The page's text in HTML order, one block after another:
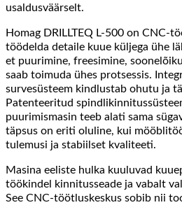
usaldusväärselt.
Homag DRILLTEQ L-500 on CNC-
töödelda detaile kuue küljega ühe
et puurimine, freesimine,
saab toimuda ühes protsessis.
survesüsteem kindlustab ohutu ja
Patenteeritud
puurimismasin teeb alati sama
täpsus on eriti oluline, kui
tulemusi ja stabiilset kvaliteeti.
Masina eeliste hulka kuuluvad
töökindel kinnitusseade ja vabalt
See CNC-töötluskeskus sobib nii